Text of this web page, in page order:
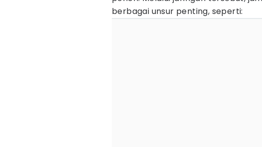
berbagai unsur penting, seperti: